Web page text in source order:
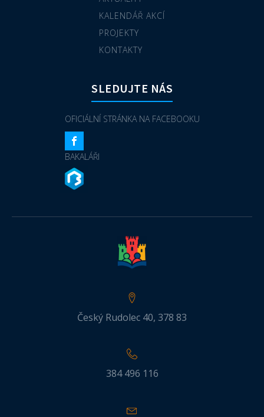
KALENDÁŘ AKCÍ
PROJEKTY
KONTAKTY
SLEDUJTE NÁS
OFICIÁLNÍ STRÁNKA NA FACEBOOKU
BAKALÁŘI
Český Rudolec 40, 378 83
384 496 116